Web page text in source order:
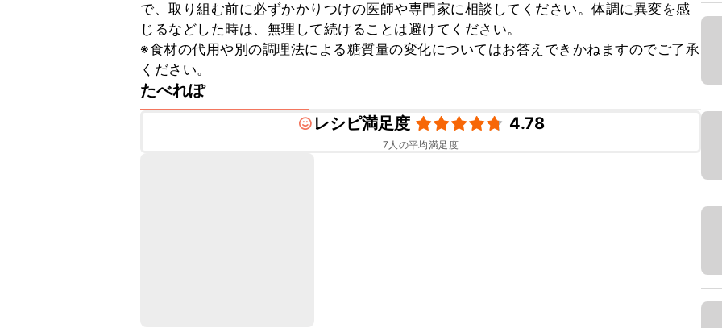
で、取り組む前に必ずかかりつけの医師や専門家に相談してください。体調に異変を感
じるなどした時は、無理して続けることは避けてください。
※食材の代用や別の調理法による糖質量の変化についてはお答えできかねますのでご了承
ください。
たべれぽ
レシピ満足度
4.78
7 人の平均満足度